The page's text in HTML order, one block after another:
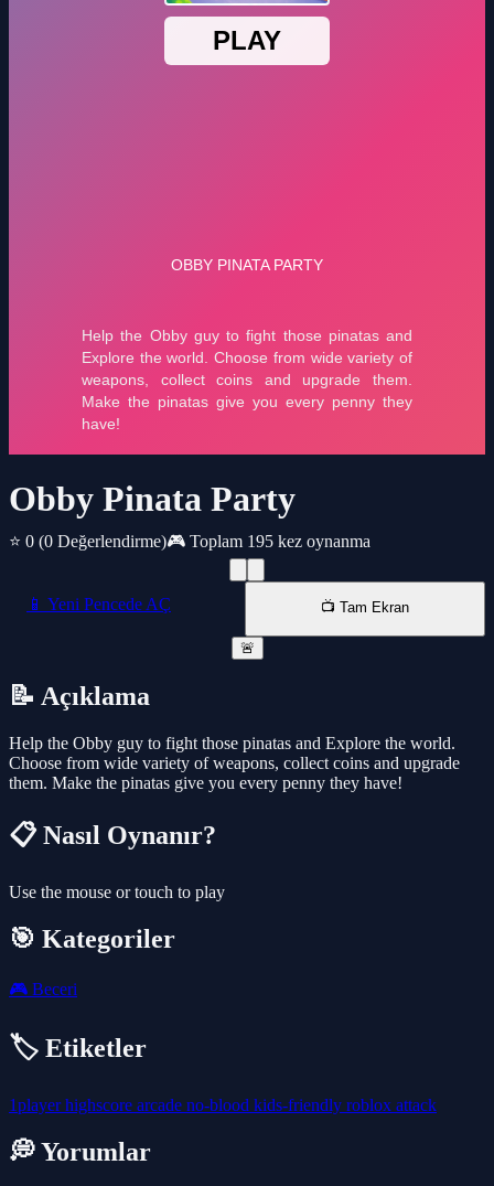
Obby Pinata Party
⭐ 0 (0 Değerlendirme)🎮 Toplam 195 kez oynanma
📱 Yeni Pencede AÇ 📺 Tam Ekran
🚨
📝 Açıklama
Help the Obby guy to fight those pinatas and Explore the world.
Choose from wide variety of weapons, collect coins and upgrade
them. Make the pinatas give you every penny they have!
📋 Nasıl Oynanır?
Use the mouse or touch to play
🎯 Kategoriler
🎮 Beceri
🏷️ Etiketler
1playerhighscore arcade no-blood kids-friendly roblox attack
💭 Yorumlar